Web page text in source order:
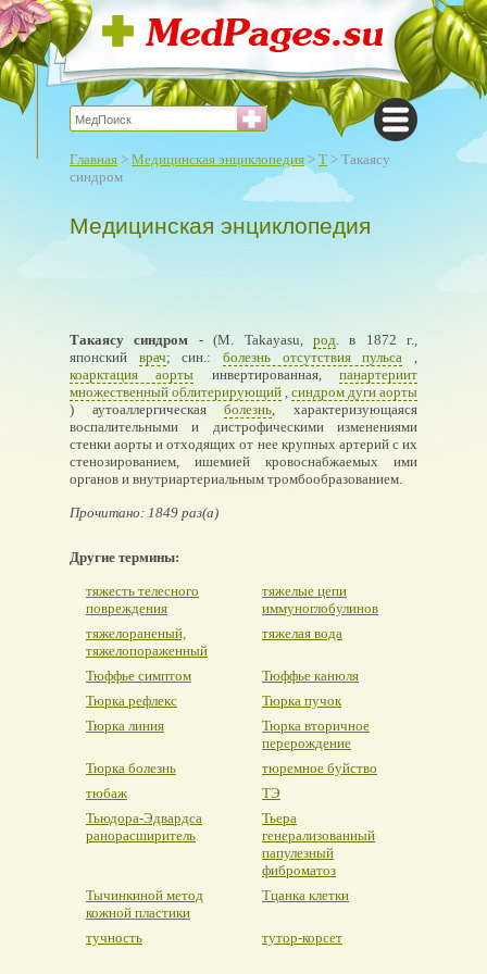
Главная > Медицинская энциклопедия > Т > Такаясу
синдром
Медицинская энциклопедия
Такаясу синдром - (М. Takayasu, род. в 1872 г.,
японский врач; син.:болезнь отсутствия пульса ,
коарктация аорты инвертированная,панартериит
множественный облитерирующий , синдром дуги аорты
) аутоаллергическаяболезнь, характеризующаяся
воспалительными и дистрофическими изменениями
стенки аорты и отходящих от нее крупных артерий с их
стенозированием, ишемией кровоснабжаемых ими
органов и внутриартериальным тромбообразованием.
Прочитано: 1849 раз(а)
Другие термины:
тяжесть телесного
повреждения
тяжелые цепи
иммуноглобулинов
тяжелораненый,
тяжелопораженный
тяжелая вода
Тюффье симптом
Тюффье канюля
Тюрка рефлекс
Тюрка пучок
Тюрка линия
Тюрка вторичное
перерождение
Тюрка болезнь
тюремное буйство
тюбаж
ТЭ
Тьюдора-Эдвардса
ранорасширитель
Тьера
генерализованный
папулезный
фиброматоз
Тычинкиной метод
кожной пластики
Тцанка клетки
тучность тутор-корсет